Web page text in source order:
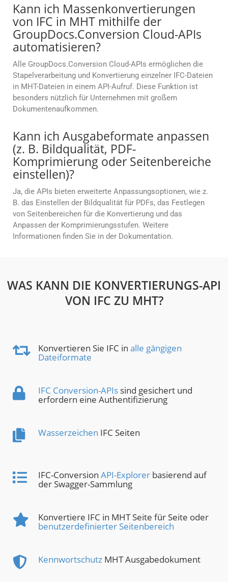
Kann ich Massenkonvertierungen
von IFC in MHT mithilfe der
GroupDocs.Conversion Cloud-APIs
automatisieren?
Alle GroupDocs.Conversion Cloud-APIs ermöglichen die
Stapelverarbeitung und Konvertierung einzelner IFC-Dateien
in MHT-Dateien in einem API-Aufruf. Diese Funktion ist
besonders nützlich für Unternehmen mit großem
Dokumentenaufkommen.
Kann ich Ausgabeformate anpassen
(z. B. Bildqualität, PDF-
Komprimierung oder Seitenbereiche
einstellen)?
Ja, die APIs bieten erweiterte Anpassungsoptionen, wie z.
B. das Einstellen der Bildqualität für PDFs, das Festlegen
von Seitenbereichen für die Konvertierung und das
Anpassen der Komprimierungsstufen. Weitere
Informationen finden Sie in der Dokumentation.
WAS KANN DIE KONVERTIERUNGS-API
VON IFC ZU MHT?
Konvertieren Sie IFC in alle gängigen
Dateiformate
IFC Conversion-APIs sind gesichert und
erfordern eine Authentifizierung
Wasserzeichen IFC Seiten
IFC-Conversion API-Explorer basierend auf
der Swagger-Sammlung
Konvertiere IFC in MHT Seite für Seite oder
benutzerdefinierter Seitenbereich
Kennwortschutz MHT Ausgabedokument